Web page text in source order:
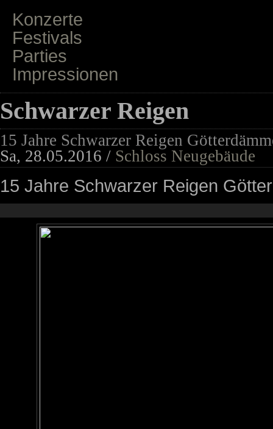
Konzerte
Festivals
Parties
Impressionen
Schwarzer Reigen
15 Jahre Schwarzer Reigen
Sa, 28.05.2016 / Schloss Neugebäude
15 Jahre Schwarzer Reigen